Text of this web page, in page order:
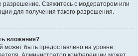
разрешение. Свяжитесь с модератором или
для получения такого разрешения.
вложения?
может быть предоставлено на уровне